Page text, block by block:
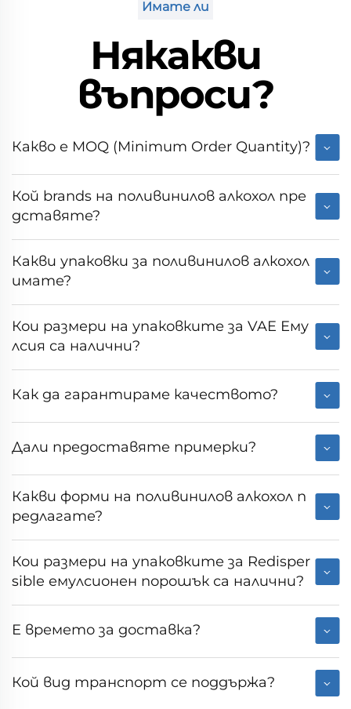
Имате ли
Някакви
въпроси?
Какво е MOQ (Minimum Order Quantity)?
Кой brands на поливинилов алкохол пре
дставяте?
Какви упаковки за поливинилов алкохол
имате?
Кои размери на упаковките за VAE Ему
лсия са налични?
Как да гарантираме качеството?
Дали предоставяте примерки?
Какви форми на поливинилов алкохол п
редлагате?
Кои размери на упаковките за Redisper
sible емулсионен порошък са налични?
Е времето за доставка?
Кой вид транспорт се поддържа?